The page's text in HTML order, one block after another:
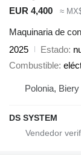
EUR 4,400
≈
Maquinaria de
2025
Estado
Combustible
Polonia, Biery
DS SYSTEM